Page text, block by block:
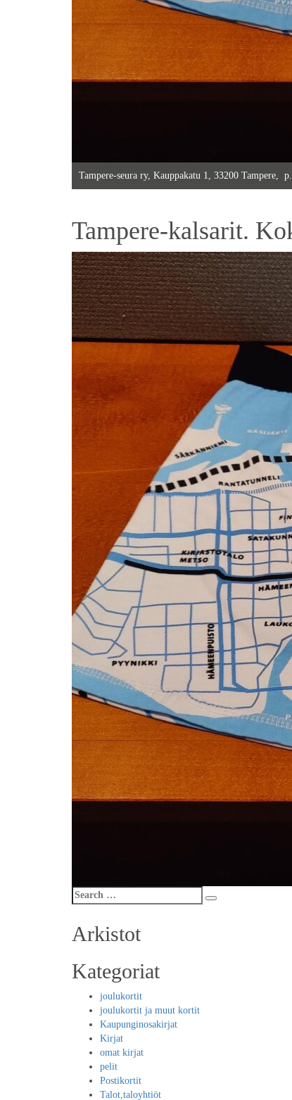
Tampere-seura ry, Kauppakatu 1, 33200 Tampere,
Tampere-kalsarit.
Search
for:
Arkistot
Kategoriat
joulukortit
joulukortit ja muut kortit
Kaupunginosakirjat
Kirjat
omat kirjat
pelit
Postikortit
Talot,taloyhtiöt